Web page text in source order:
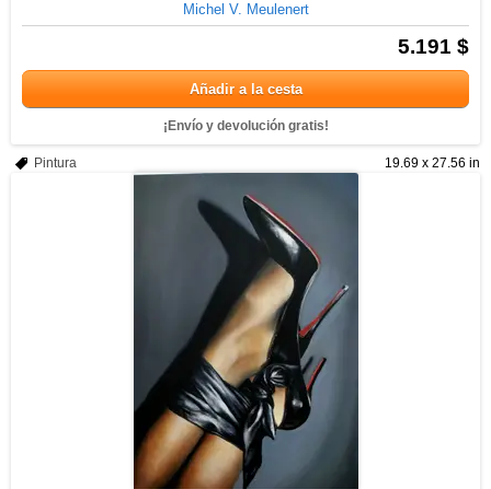
Michel V. Meulenert
5.191 $
Añadir a la cesta
¡Envío y devolución gratis!
19.69 x 27.56 in
Pintura